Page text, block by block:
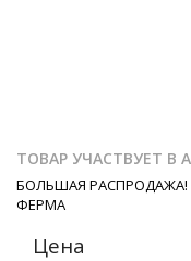
ТОВАР УЧАСТВУЕТ В
БОЛЬШАЯ РАСПРОДАЖА!
ФЕРМА
Цена